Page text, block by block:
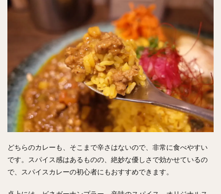
どちらのカレーも、そこまで辛さはないので、非常に食べやすい
です。スパイス感はあるものの、絶妙な優しさで効かせているの
で、スパイスカレーの初心者にもおすすめできます。